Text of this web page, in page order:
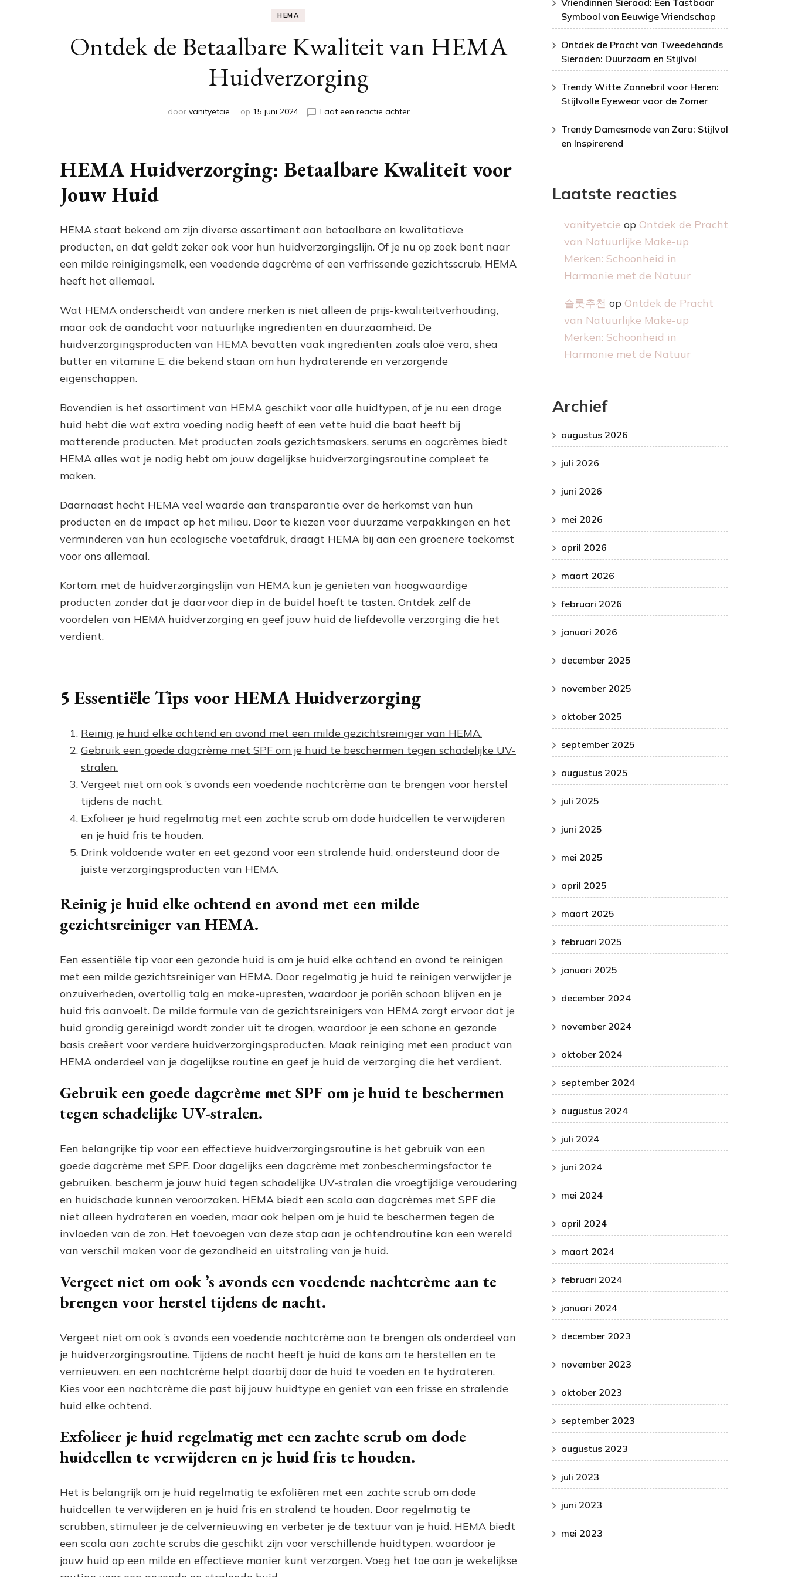
HEMA
Ontdek de Betaalbare Kwaliteit van HEMA
Huidverzorging
door vanityetcie op 15 juni 2024 Laat een reactie achterop
Kwaliteit
van
HEMA Huidverzorging: Betaalbare Kwaliteit voor
Jouw Huid
HEMA staat bekend om zijn diverse assortiment aan betaalbare en kwalitatieve
producten, en dat geldt zeker ook voor hun huidverzorgingslijn. Of je nu op zoek bent naar
een milde reinigingsmelk, een voedende dagcrème of een verfrissende gezichtsscrub, HEMA
heeft het allemaal.
Wat HEMA onderscheidt van andere merken is niet alleen de prijs-kwaliteitverhouding,
maar ook de aandacht voor natuurlijke ingrediënten en duurzaamheid. De
huidverzorgingsproducten van HEMA bevatten vaak ingrediënten zoals aloë vera, shea
butter en vitamine E, die bekend staan om hun hydraterende en verzorgende
eigenschappen.
Bovendien is het assortiment van HEMA geschikt voor alle huidtypen, of je nu een droge
huid hebt die wat extra voeding nodig heeft of een vette huid die baat heeft bij
matterende producten. Met producten zoals gezichtsmaskers, serums en oogcrèmes biedt
HEMA alles wat je nodig hebt om jouw dagelijkse huidverzorgingsroutine compleet te
maken.
Daarnaast hecht HEMA veel waarde aan transparantie over de herkomst van hun
producten en de impact op het milieu. Door te kiezen voor duurzame verpakkingen en het
verminderen van hun ecologische voetafdruk, draagt HEMA bij aan een groenere toekomst
voor ons allemaal.
Kortom, met de huidverzorgingslijn van HEMA kun je genieten van hoogwaardige
producten zonder dat je daarvoor diep in de buidel hoeft te tasten. Ontdek zelf de
voordelen van HEMA huidverzorging en geef jouw huid de liefdevolle verzorging die het
verdient.
5 Essentiële Tips voor HEMA Huidverzorging
Reinig je huid elke ochtend en avond met een milde gezichtsreiniger van HEMA.
Gebruik een goede dagcrème met SPF om je huid te beschermen tegen schadelijke UV-
stralen.
Vergeet niet om ook ’s avonds een voedende nachtcrème aan te brengen voor herstel
tijdens de nacht.
Exfolieer je huid regelmatig met een zachte scrub om dode huidcellen te verwijderen
en je huid fris te houden.
Drink voldoende water en eet gezond voor een stralende huid, ondersteund door de
juiste verzorgingsproducten van HEMA.
Reinig je huid elke ochtend en avond met een milde
gezichtsreiniger van HEMA.
Een essentiële tip voor een gezonde huid is om je huid elke ochtend en avond te reinigen
met een milde gezichtsreiniger van HEMA. Door regelmatig je huid te reinigen verwijder je
onzuiverheden, overtollig talg en make-upresten, waardoor je poriën schoon blijven en je
huid fris aanvoelt. De milde formule van de gezichtsreinigers van HEMA zorgt ervoor dat je
huid grondig gereinigd wordt zonder uit te drogen, waardoor je een schone en gezonde
basis creëert voor verdere huidverzorgingsproducten. Maak reiniging met een product van
HEMA onderdeel van je dagelijkse routine en geef je huid de verzorging die het verdient.
Gebruik een goede dagcrème met SPF om je huid te beschermen
tegen schadelijke UV-stralen.
Een belangrijke tip voor een effectieve huidverzorgingsroutine is het gebruik van een
goede dagcrème met SPF. Door dagelijks een dagcrème met zonbeschermingsfactor te
gebruiken, bescherm je jouw huid tegen schadelijke UV-stralen die vroegtijdige veroudering
en huidschade kunnen veroorzaken. HEMA biedt een scala aan dagcrèmes met SPF die
niet alleen hydrateren en voeden, maar ook helpen om je huid te beschermen tegen de
invloeden van de zon. Het toevoegen van deze stap aan je ochtendroutine kan een wereld
van verschil maken voor de gezondheid en uitstraling van je huid.
Vergeet niet om ook ’s avonds een voedende nachtcrème aan te
brengen voor herstel tijdens de nacht.
Vergeet niet om ook ’s avonds een voedende nachtcrème aan te brengen als onderdeel van
je huidverzorgingsroutine. Tijdens de nacht heeft je huid de kans om te herstellen en te
vernieuwen, en een nachtcrème helpt daarbij door de huid te voeden en te hydrateren.
Kies voor een nachtcrème die past bij jouw huidtype en geniet van een frisse en stralende
huid elke ochtend.
Exfolieer je huid regelmatig met een zachte scrub om dode
huidcellen te verwijderen en je huid fris te houden.
Het is belangrijk om je huid regelmatig te exfoliëren met een zachte scrub om dode
huidcellen te verwijderen en je huid fris en stralend te houden. Door regelmatig te
scrubben, stimuleer je de celvernieuwing en verbeter je de textuur van je huid. HEMA biedt
een scala aan zachte scrubs die geschikt zijn voor verschillende huidtypen, waardoor je
jouw huid op een milde en effectieve manier kunt verzorgen. Voeg het toe aan je wekelijkse
Vriendinnen Sieraad: Een Tastbaar
Symbool van Eeuwige Vriendschap
Ontdek de Pracht van Tweedehands
Sieraden: Duurzaam en Stijlvol
Trendy Witte Zonnebril voor Heren:
Stijlvolle Eyewear voor de Zomer
Trendy Damesmode van Zara: Stijlvol
en Inspirerend
Laatste reacties
vanityetcie op Ontdek de Pracht
van Natuurlijke Make-up
Merken: Schoonheid in
Harmonie met de Natuur
슬롯추천 op Ontdek de Pracht
van Natuurlijke Make-up
Merken: Schoonheid in
Harmonie met de Natuur
Archief
augustus 2026
juli 2026
juni 2026
mei 2026
april 2026
maart 2026
februari 2026
januari 2026
december 2025
november 2025
oktober 2025
september 2025
augustus 2025
juli 2025
juni 2025
mei 2025
april 2025
maart 2025
februari 2025
januari 2025
december 2024
november 2024
oktober 2024
september 2024
augustus 2024
juli 2024
juni 2024
mei 2024
april 2024
maart 2024
februari 2024
januari 2024
december 2023
november 2023
oktober 2023
september 2023
augustus 2023
juli 2023
juni 2023
mei 2023